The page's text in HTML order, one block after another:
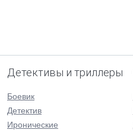
Детективы и триллеры
Боевик
Детектив
Иронические